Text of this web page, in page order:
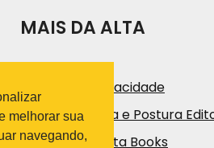
MAIS DA ALTA
Política de Privacidade
Código de Ética e Postura
Trabalhe na Alta Books
melhorar sua
navegando,